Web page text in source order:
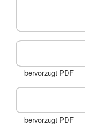
bervorzugt PDF
bervorzugt PDF